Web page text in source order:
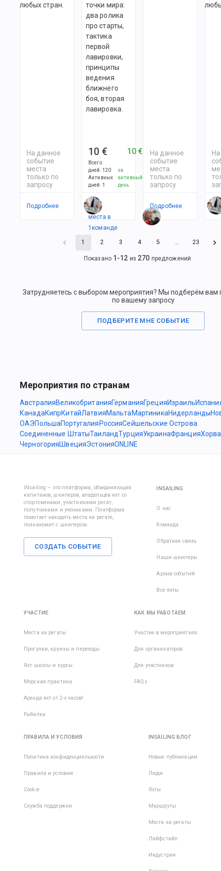
любых стран.
На данное
событие
места
только по
запросу
Подробнее
точки мира:
два ролика
про старты,
тактика
первой
лавировки,
принципы
ведения
ближнего
боя, вторая
лавировка.
10 €
Всего
дней: 120
Активных
дней: 1
10 €
за
активный
день
Есть
места в
1командe
На данное
событие
места
только по
запросу
Подробнее
1 2 3 4 5 … 23
Показано 1 -12 из 270 предложений
Затрудняетесь с выбором мероприятия? Мы подберём вам
по вашему запросу
ПОДБЕРИТЕ МНЕ СОБЫТИЕ
Мероприятия по странам
АвстралияВеликобританияГерманияГрецияИзраиль
КанадаКипрКитайЛатвияМальта МартиникаНидерланды
ОАЭПольшаПортугалия РоссияСейшельские Острова
Соединенные ШтатыТаиландТурцияУкраинаФранция
ЧерногорияШвецияЭстонияONLINE
iNsailing – это платформа, объединяющая
капитанов, шкиперов, владельцев яхт со
спортсменами, участниками регат,
попутчиками и учениками. Платформа
помогает находить места на регате,
познакомит с шкипером.
СОЗДАТЬ СОБЫТИЕ
INSAILING
О нас
Команда
Обратная связь
Наши шкиперы
Архив событий
Все яхты
УЧАСТИЕ
Места на регаты
Прогулки, круизы и переходы
Яхт школы и курсы
Морская практика
Аренда яхт от 2-х часов!
Рыбалка
КАК МЫ РАБОТАЕМ
Участие в мероприятиях
Для организаторов
Для участников
FAQs
ПРАВИЛА И УСЛОВИЯ
Политика конфиденциальности
Правила и условия
Cookie
Служба поддержки
INSAILING БЛОГ
Новые публикации
Люди
Яхты
Маршруты
Места на регаты
Лайфстайл
Индустрия